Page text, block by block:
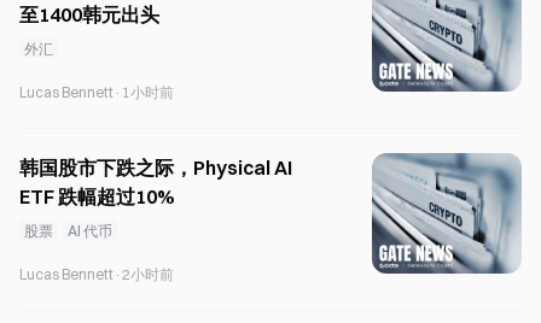
至1400韩元出头
外汇
Lucas Bennett · 1小时前
韩国股市下跌之际，Physical AI
ETF 跌幅超过10%
股票 AI 代币
Lucas Bennett · 2小时前